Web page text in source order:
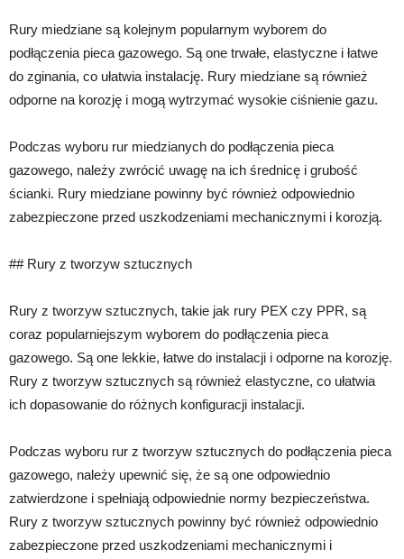
Rury miedziane są kolejnym popularnym wyborem do
podłączenia pieca gazowego. Są one trwałe, elastyczne i łatwe
do zginania, co ułatwia instalację. Rury miedziane są również
odporne na korozję i mogą wytrzymać wysokie ciśnienie gazu.
Podczas wyboru rur miedzianych do podłączenia pieca
gazowego, należy zwrócić uwagę na ich średnicę i grubość
ścianki. Rury miedziane powinny być również odpowiednio
zabezpieczone przed uszkodzeniami mechanicznymi i korozją.
## Rury z tworzyw sztucznych
Rury z tworzyw sztucznych, takie jak rury PEX czy PPR, są
coraz popularniejszym wyborem do podłączenia pieca
gazowego. Są one lekkie, łatwe do instalacji i odporne na korozję.
Rury z tworzyw sztucznych są również elastyczne, co ułatwia
ich dopasowanie do różnych konfiguracji instalacji.
Podczas wyboru rur z tworzyw sztucznych do podłączenia pieca
gazowego, należy upewnić się, że są one odpowiednio
zatwierdzone i spełniają odpowiednie normy bezpieczeństwa.
Rury z tworzyw sztucznych powinny być również odpowiednio
zabezpieczone przed uszkodzeniami mechanicznymi i